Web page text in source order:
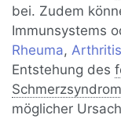
bei. Zudem
Immunsystems
Rheuma, Arthritis
Entstehung des
Schmerzsyndrom
möglicher